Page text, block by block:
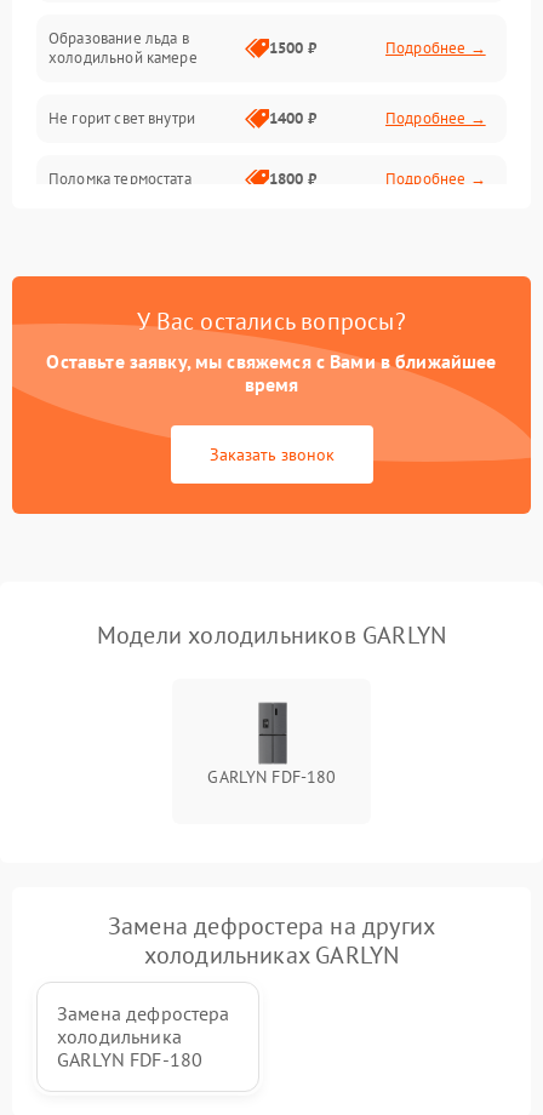
Образование льда в
холодильной камере
1500 ₽ Подробнее →
Не горит свет внутри 1400 ₽ Подробнее →
Поломка термостата 1800 ₽ Подробнее →
Образование конденсата
1800 ₽ Подробнее →
Сбой в работе инвертора
работе
2000 ₽ Подробнее →
У Вас остались вопросы?
Оставьте заявку, мы свяжемся с Вами в ближайшее
время
Заказать звонок
Модели холодильников GARLYN
GARLYN FDF-180
Замена дефростера на других
холодильниках GARLYN
Замена дефростера
холодильника
GARLYN FDF-180